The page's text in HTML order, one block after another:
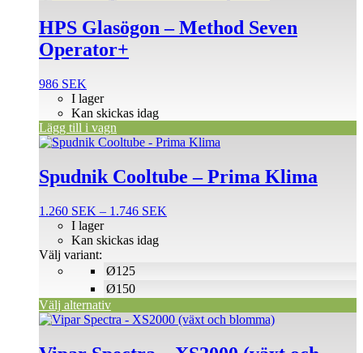
HPS Glasögon – Method Seven
Operator+
986 SEK
I lager
Kan skickas idag
Lägg till i vagn
Spudnik Cooltube – Prima Klima
1.260 SEK – 1.746 SEK
Ø125
Ø150
I lager
Kan skickas idag
Välj variant:
Välj alternativ
Den
produkten
har
varianter.
olika
alternativen
på
produktsidan